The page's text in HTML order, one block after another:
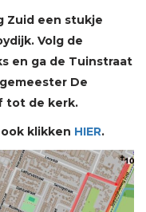
Zuid een stukje
Volg de
en ga de Tuinstraat
De
tot de kerk.
klikken HIER.